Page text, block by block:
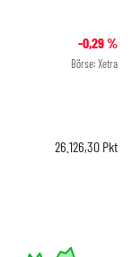
-0,29%
Börse: Xetra
26.126,30 Pkt